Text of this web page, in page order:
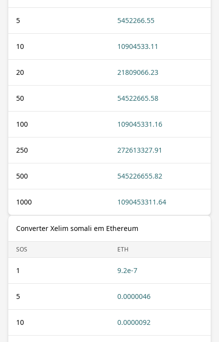
5 5452266.55
10 10904533.11
20 21809066.23
50 54522665.58
100 109045331.16
250 272613327.91
500 545226655.82
1000 1090453311.64
Converter Xelim somali em Ethereum
SOS ETH
1 9.2e-7
5 0.0000046
10 0.0000092